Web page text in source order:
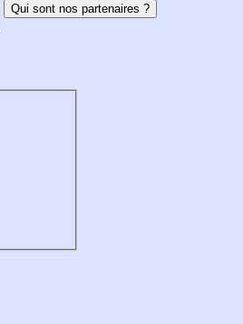
Qui sont nos partenaires ?